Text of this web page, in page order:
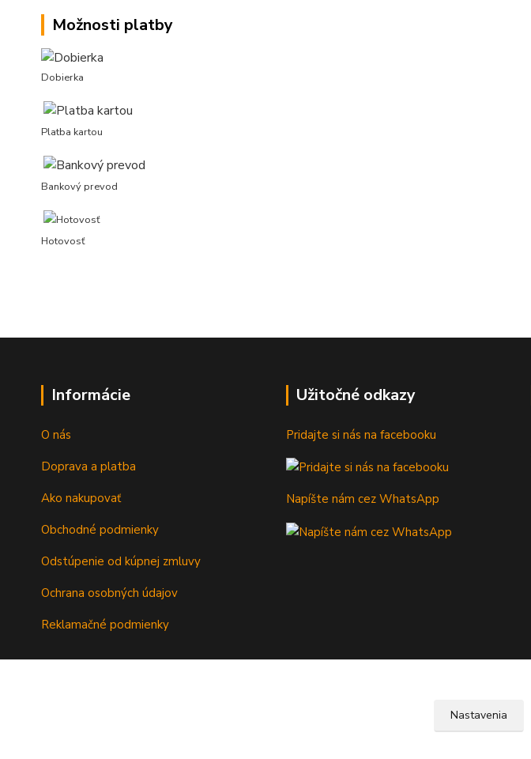
Možnosti platby
Dobierka
Platba kartou
Bankový prevod
Hotovosť
Informácie
O nás
Doprava a platba
Ako nakupovať
Obchodné podmienky
Odstúpenie od kúpnej zmluvy
Ochrana osobných údajov
Reklamačné podmienky
Užitočné odkazy
Pridajte si nás na facebooku
Napíšte nám cez WhatsApp
Nastavenia